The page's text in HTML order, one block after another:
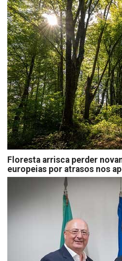
Floresta arrisca perder
europeias por atrasos nos